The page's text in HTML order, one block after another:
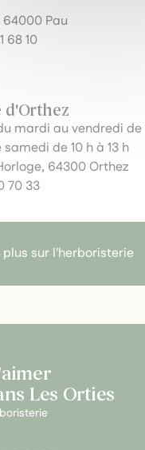
64000 Pau
68 10
d'Orthez
mardi au vendredi de
de 10 h à 13 h
64300 Orthez
70 33
plus sur l'herboristerie
Les Orties